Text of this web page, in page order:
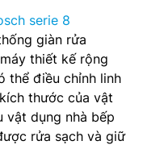
serie 8
giàn rửa
thiết kế rộng
thể điều chỉnh linh
thước của vật
vật dụng nhà bếp
rửa sạch và giữ